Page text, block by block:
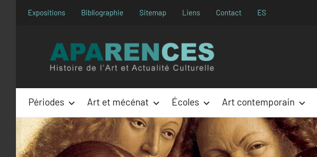
Expositions Bibliographie Sitemap Liens Contact ES
Périodes Art et mécénat Écoles Art contemporain